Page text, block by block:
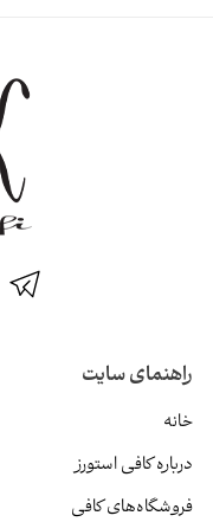
راهنمای سایت
خانه
درباره کافی استورز
فروشگاه‌های کافی